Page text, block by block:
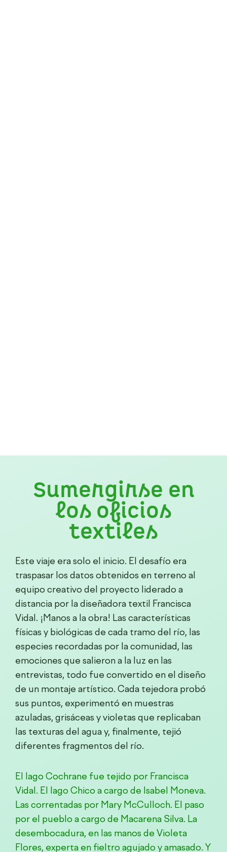
Sumergirse en
los oficios
textiles
Este viaje era solo el inicio. El desafío era
traspasar los datos obtenidos en terreno al
equipo creativo del proyecto liderado a
distancia por la diseñadora textil Francisca
Vidal. ¡Manos a la obra! Las características
físicas y biológicas de cada tramo del río, las
especies recordadas por la comunidad, las
emociones que salieron a la luz en las
entrevistas, todo fue convertido en el diseño
de un montaje artístico. Cada tejedora probó
sus puntos, experimentó en muestras
azuladas, grisáceas y violetas que replicaban
las texturas del agua y, finalmente, tejió
diferentes fragmentos del río.
El lago Cochrane fue tejido por Francisca
Vidal . El lago Chicoa cargo de Isabel Moneva.
Las correntadas por Mary McCulloch. El paso
por el puebloa cargo de Macarena Silva. La
desembocadura, en las manos de Violeta
Flores, experta en fieltro agujado y amasado. Y